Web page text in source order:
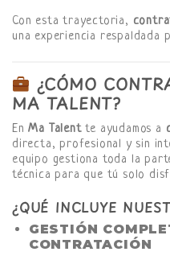
Con esta trayectoria,
una experiencia respaldada
¿CÓMO
MA TALENT?
EnMa Talentte ayudamos a
directa, profesional y sin
equipo gestiona toda la
técnica para que tú solo
¿QUÉ INCLUYE
GESTIÓN
CONTRATACIÓN